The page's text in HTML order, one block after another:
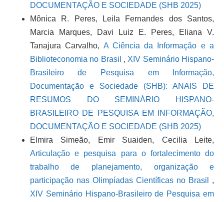
DOCUMENTAÇÃO E SOCIEDADE (SHB 2025)
Mônica R. Peres, Leila Fernandes dos Santos,
Marcia Marques, Davi Luiz E. Peres, Eliana V.
Tanajura Carvalho, A Ciência da Informação e a
Biblioteconomia no Brasil , XIV Seminário Hispano-
Brasileiro de Pesquisa em Informação,
Documentação e Sociedade (SHB): ANAIS DE
RESUMOS DO SEMINÁRIO HISPANO-
BRASILEIRO DE PESQUISA EM INFORMAÇÃO,
DOCUMENTAÇÃO E SOCIEDADE (SHB 2025)
Elmira Simeão, Emir Suaiden, Cecilia Leite,
Articulação e pesquisa para o fortalecimento do
trabalho de planejamento, organização e
participação nas Olimpíadas Científicas no Brasil ,
XIV Seminário Hispano-Brasileiro de Pesquisa em